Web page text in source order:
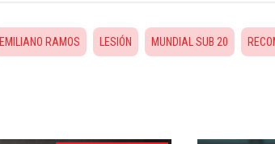
EMILIANO RAMOS LESIÓN MUNDIAL SUB 20